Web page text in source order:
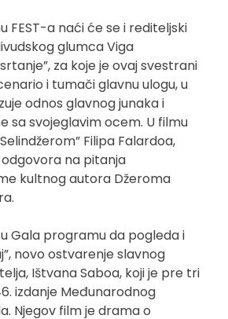
FEST-a naći će se i rediteljski
glumca Viga
za koje je ovaj svestrani
i tumači glavnu ulogu, u
odnos glavnog junaka i
sa svojeglavim ocem. U filmu
Filipa Falardoa,
na pitanja
kultnog autora Džeroma
Gala programu da pogleda i
novo ostvarenje slavnog
Ištvana Saboa, koji je pre tri
izdanje Međunarodnog
Njegov film je drama o